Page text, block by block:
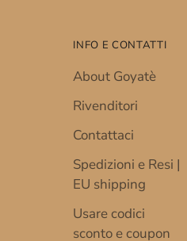
INFO E CONTATTI
About Goyatè
Rivenditori
Contattaci
Spedizioni e Resi |
EU shipping
Usare codici
sconto e coupon